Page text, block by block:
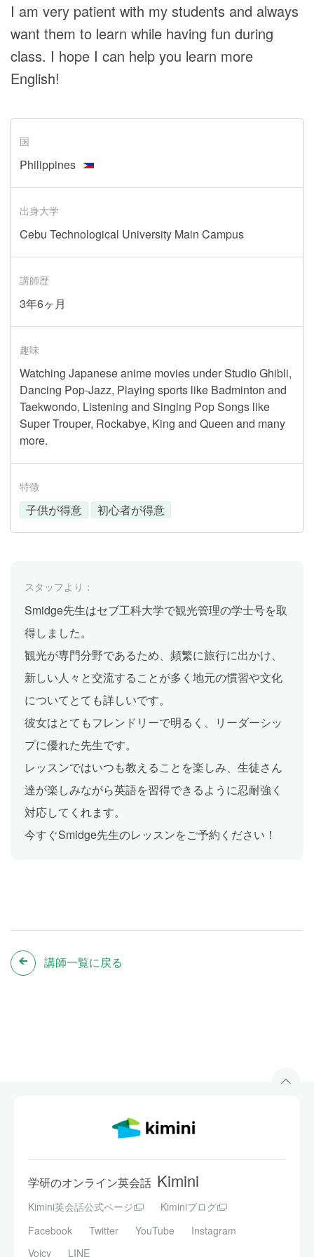
I am very patient with my students and always
want them to learn while having fun during
class. I hope I can help you learn more
English!
国
Philippines
出身大学
Cebu Technological University Main Campus
講師歴
3年6ヶ月
趣味
Watching Japanese anime movies under Studio Ghibli,
Dancing Pop-Jazz, Playing sports like Badminton and
Taekwondo, Listening and Singing Pop Songs like
Super Trouper, Rockabye, King and Queen and many
more.
特徴
子供が得意 初心者が得意
スタッフより：
Smidge先生はセブ工科大学で観光管理の学士号を取
得しました。
観光が専門分野であるため、頻繁に旅行に出かけ、
新しい人々と交流することが多く地元の慣習や文化
についてとても詳しいです。
彼女はとてもフレンドリーで明るく、リーダーシッ
プに優れた先生です。
レッスンではいつも教えることを楽しみ、生徒さん
達が楽しみながら英語を習得できるように忍耐強く
対応してくれます。
今すぐSmidge先生のレッスンをご予約ください！
講師一覧に戻る
学研のオンライン英会話 Kimini
Kimini英会話公式ページ
Kiminiブログ
Facebook
Twitter YouTube
Instagram
Voicy
LINE